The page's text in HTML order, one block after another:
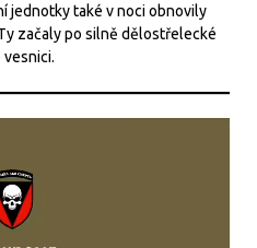
jednotky také v noci obnovily
začaly po silně dělostřelecké